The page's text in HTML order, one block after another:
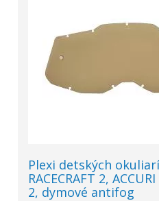
Plexi detských
RACECRAFT 2,
2, dymové antifog